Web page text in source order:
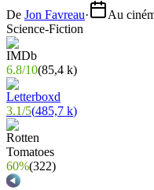
De Jon Favreau· Au
Science-Fiction
6.8/10(85,4 k)
3.1/5(485,7 k)
60%(322)